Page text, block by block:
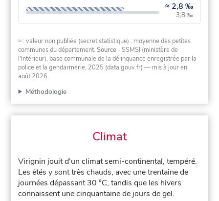
≈ 2,8 ‰
3,8 ‰
≈ : valeur non publiée (secret statistique) : moyenne des petites
communes du département.Source - SSMSI (ministère de
l'Intérieur), base communale de la délinquance enregistrée par la
police et la gendarmerie, 2025 (data.gouv.fr) — mis à jour en
août 2026.
Méthodologie
Climat
Virignin jouit d'un climat semi-continental, tempéré.
Les étés y sont très chauds, avec une trentaine de
journées dépassant 30 °C, tandis que les hivers
connaissent une cinquantaine de jours de gel.